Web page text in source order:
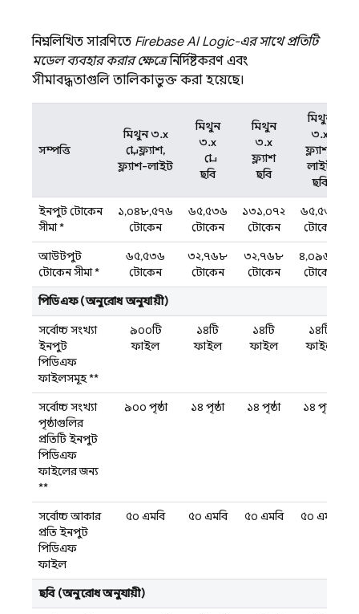
নিম্নলিখিত সারণিতে Firebase AI Logic-এরসাথে প্রতিটি
মডেল ব্যবহার করার ক্ষেত্রেনির্দিষ্টকরণ এবং
সীমাবদ্ধতাগুলি তালিকাভুক্ত করা হয়েছে।
সম্পত্তি
মিথুন ৩.x
প্রো, ফ্ল্যাশ,
ফ্ল্যাশ-লাইট
মিথুন
৩.x
প্রো
ছবি
মিথুন
৩.x
ফ্ল্যাশ
ছবি
মিথুন
৩.x
ফ্ল্যাশ-
লাইট
ছবি
ইনপুট টোকেন
সীমা*
১,০৪৮,৫৭৬
টোকেন
৬৫,৫৩৬
টোকেন
১৩১,০৭২
টোকেন
৬৫,৫৩৬
টোকেন
আউটপুট
টোকেন সীমা*
৬৫,৫৩৬
টোকেন
৩২,৭৬৮
টোকেন
৩২,৭৬৮
টোকেন
৪,০৯৬টি
টোকেন
পিডিএফ (অনুরোধ অনুযায়ী)
সর্বোচ্চ সংখ্যা
ইনপুট
পিডিএফ
ফাইলসমূহ**
৯০০টি
ফাইল
১৪টি
ফাইল
১৪টি
ফাইল
১৪টি
ফাইল
সর্বোচ্চ সংখ্যা
পৃষ্ঠাগুলির
প্রতিটি ইনপুট
পিডিএফ
ফাইলের জন্য
**
৯০০ পৃষ্ঠা ১৪ পৃষ্ঠা ১৪ পৃষ্ঠা ১৪ পৃষ্ঠা
সর্বোচ্চ আকার
প্রতি ইনপুট
পিডিএফ
ফাইল
৫০ এমবি ৫০ এমবি ৫০ এমবি ৫০ এমবি
ছবি (অনুরোধ অনুযায়ী)